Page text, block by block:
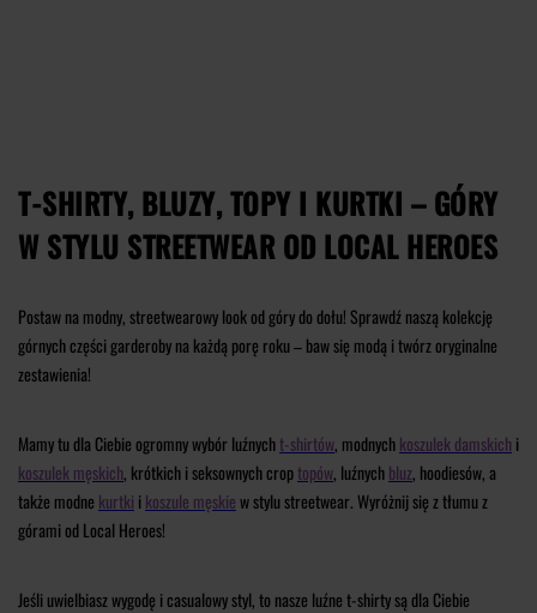
T-SHIRTY, BLUZY, TOPY I KURTKI – GÓRY
W STYLU STREETWEAR OD LOCAL HEROES
Postaw na modny, streetwearowy look od góry do dołu! Sprawdź naszą kolekcję
górnych części garderoby na każdą porę roku – baw się modą i twórz oryginalne
zestawienia!
Mamy tu dla Ciebie ogromny wybór luźnycht-shirtów, modnychkoszulek damskich i
koszulek męskich, krótkich i seksownych croptopów, luźnychbluz, hoodiesów, a
także modne kurtki i koszule męskiew stylu streetwear. Wyróżnij się z tłumu z
górami od Local Heroes!
Jeśli uwielbiasz wygodę i casualowy styl, to nasze luźne t-shirty są dla Ciebie